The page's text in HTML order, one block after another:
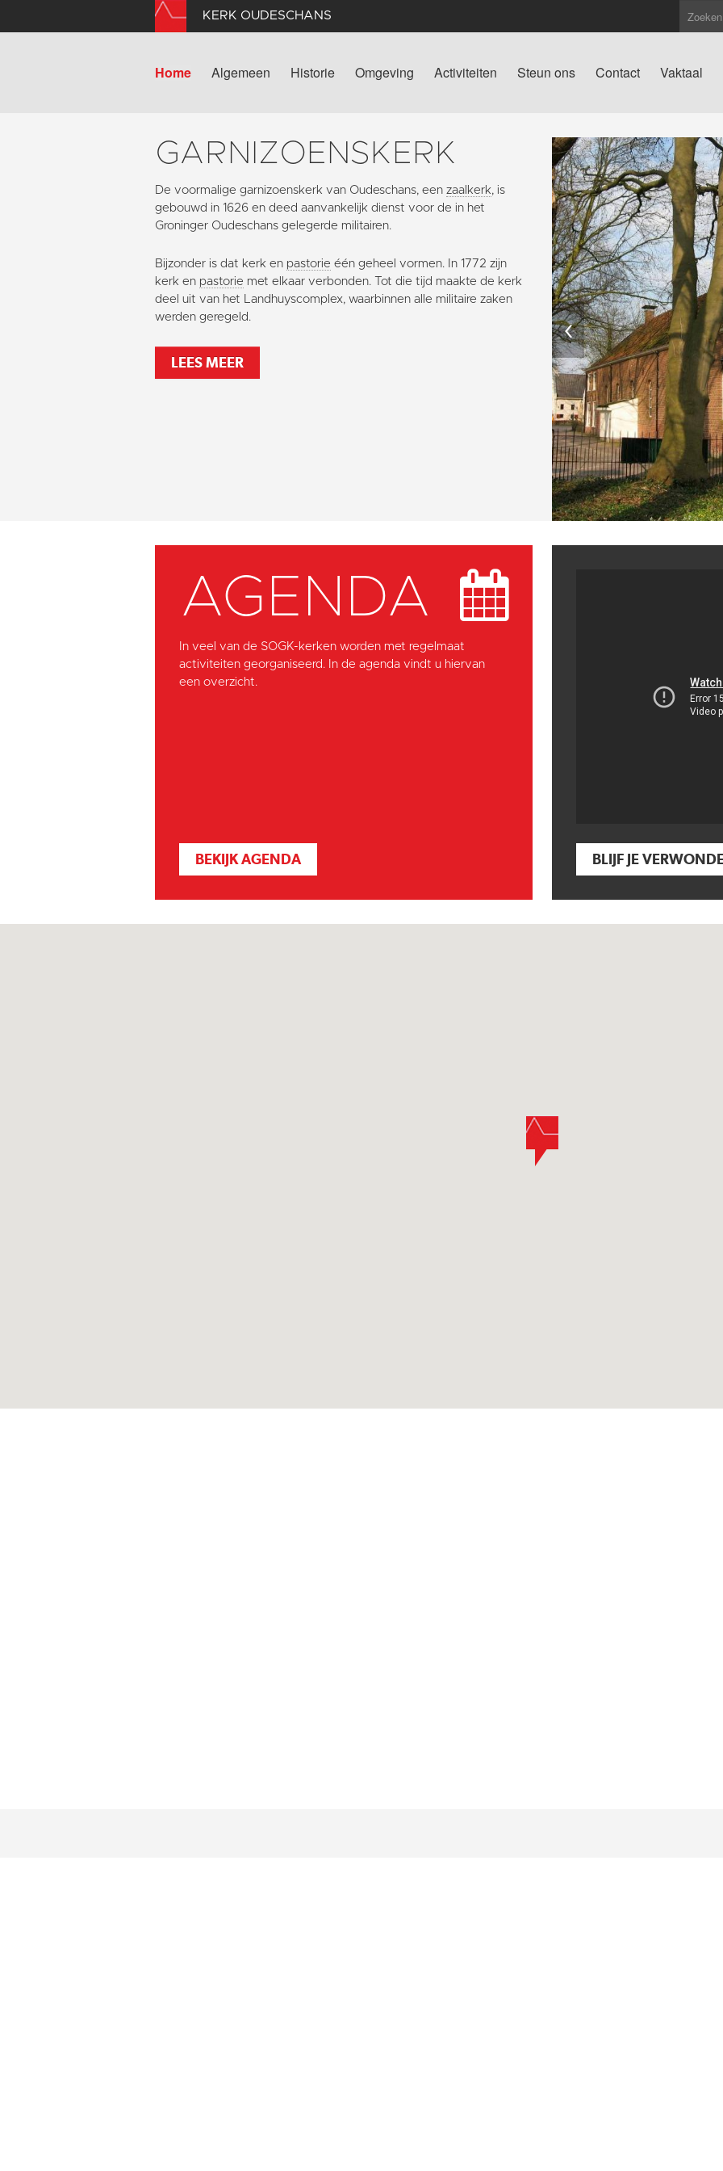
KERK OUDESCHANS
Home Algemeen Historie Omgeving Activiteiten Steun ons Contact Vaktaal
GARNIZOENSKERK
De voormalige garnizoenskerk van Oudeschans, een zaalkerk, is
gebouwd in 1626 en deed aanvankelijk dienst voor de in het
Groninger Oudeschans gelegerde militairen.
Bijzonder is dat kerk en pastorie één geheel vormen. In 1772 zijn
kerk en pastorie met elkaar verbonden. Tot die tijd maakte de kerk
deel uit van het Landhuyscomplex, waarbinnen alle militaire zaken
werden geregeld.
LEES MEER
‹
AGENDA
In veel van de SOGK-kerken worden met regelmaat
activiteiten georganiseerd. In de agenda vindt u hiervan
een overzicht.
BEKIJK AGENDA BLIJF JE